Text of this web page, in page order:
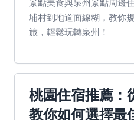
景點美食與泉州景點周邊
埔村到地道面線糊，教你
旅，輕鬆玩轉泉州！
桃園住宿推薦：
教你如何選擇最